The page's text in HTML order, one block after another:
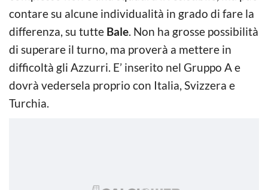
contare su alcune individualità in grado di fare la
differenza, su tutte Bale. Non ha grosse possibilità
di superare il turno, ma proverà a mettere in
difficoltà gli Azzurri. E’ inserito nel Gruppo A e
dovrà vedersela proprio con Italia, Svizzera e
Turchia.